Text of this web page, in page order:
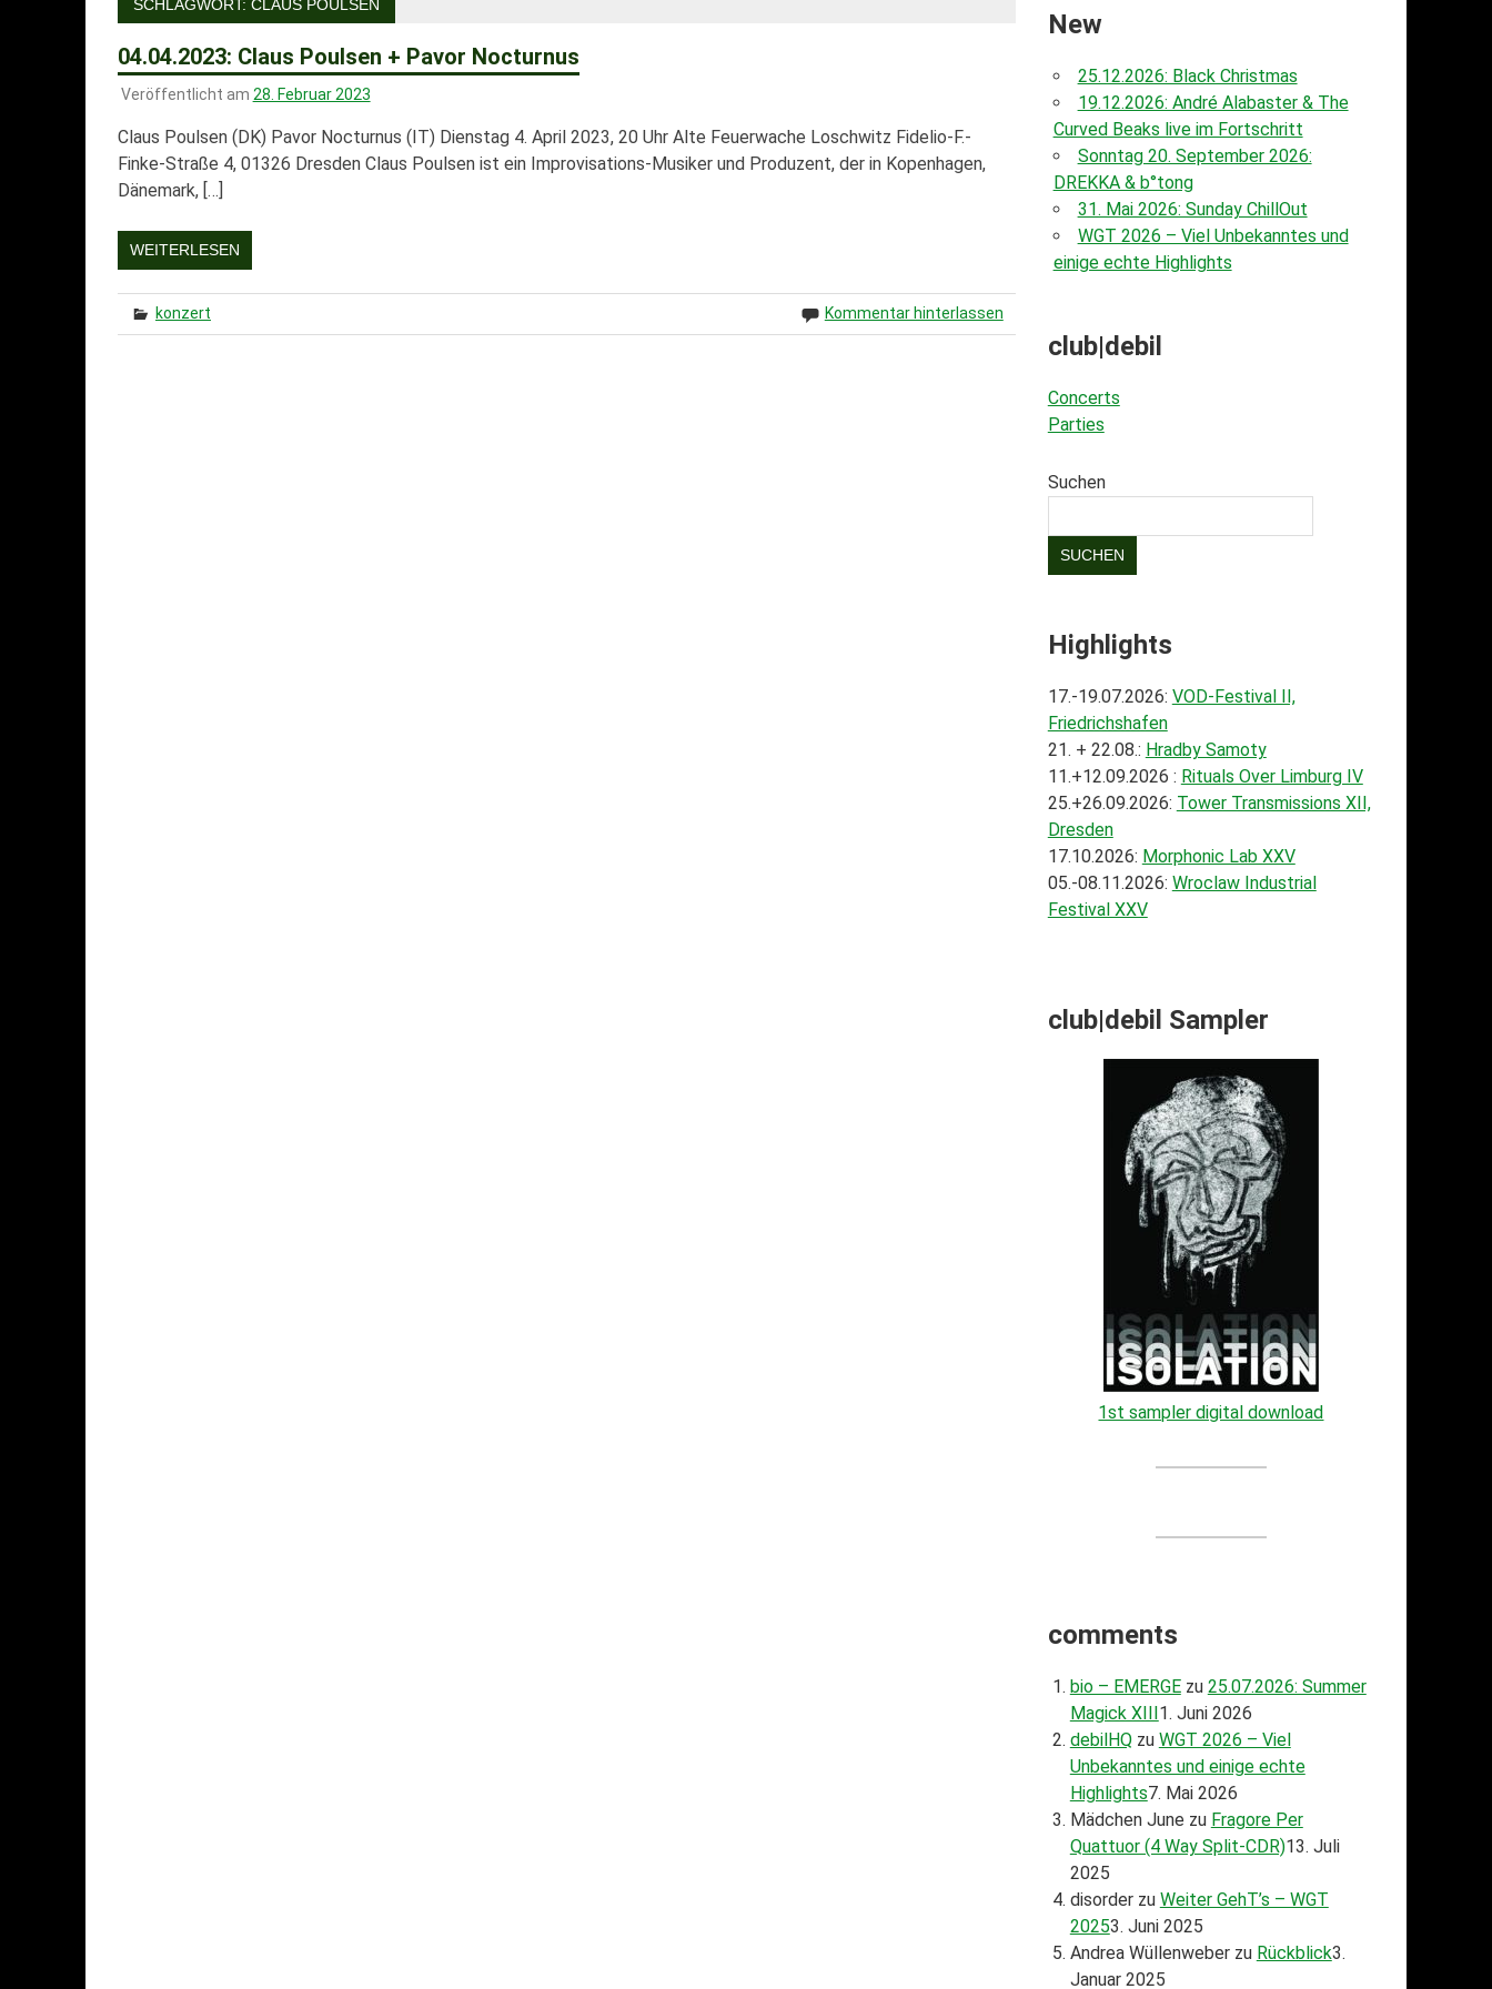
SCHLAGWORT: CLAUS POULSEN
04.04.2023: Claus Poulsen + Pavor Nocturnus
Veröffentlicht am 28. Februar 2023
Claus Poulsen (DK) Pavor Nocturnus (IT) Dienstag 4. April 2023, 20 Uhr Alte Feuerwache Loschwitz Fidelio-F.-
Finke-Straße 4, 01326 Dresden Claus Poulsen ist ein Improvisations-Musiker und Produzent, der in Kopenhagen,
Dänemark, […]
WEITERLESEN
konzert Kommentar hinterlassen
New
25.12.2026: Black Christmas
19.12.2026: André Alabaster & The
Curved Beaks live im Fortschritt
Sonntag 20. September 2026:
DREKKA & b°tong
31. Mai 2026: Sunday ChillOut
WGT 2026 – Viel Unbekanntes und
einige echte Highlights
club|debil
Concerts
Parties
Suchen
SUCHEN
Highlights
17.-19.07.2026: VOD-Festival II,
Friedrichshafen
21. + 22.08.: Hradby Samoty
11.+12.09.2026 : Rituals Over Limburg IV
25.+26.09.2026: Tower Transmissions XII,
Dresden
17.10.2026: Morphonic Lab XXV
05.-08.11.2026: Wroclaw Industrial
Festival XXV
club|debil Sampler
1st sampler digital download
comments
bio – EMERGEzu 25.07.2026: Summer
Magick XIII1. Juni 2026
debilHQzu WGT 2026 – Viel
Unbekanntes und einige echte
Highlights7. Mai 2026
Mädchen June zu Fragore Per
Quattuor (4 Way Split-CDR)13. Juli
2025
disorderzu Weiter GehT’s – WGT
20253. Juni 2025
Andrea Wüllenweberzu Rückblick3.
Januar 2025